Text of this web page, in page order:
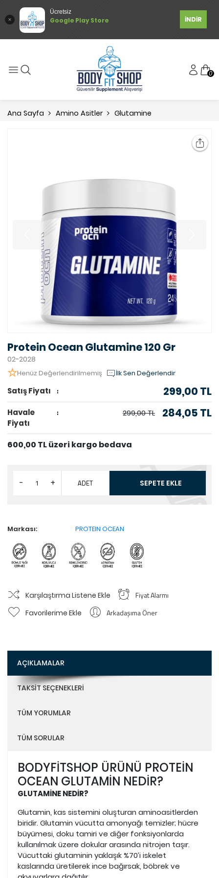
Ücretsiz
Google Play Store İNDİR
0
Ana Sayfa Amino Asitler Glutamine
Protein Ocean Glutamine 120 Gr
02-2028
Henüz Değerlendirilmemiş İlk Sen Değerlendir
Satış Fiyatı 299,00 TL
Havale
Fiyatı
299,00 TL 284,05 TL
600,00 TL üzeri kargo bedava
- + ADET SEPETE EKLE
Markası: PROTEIN OCEAN
Karşılaştırma Listene Ekle Fiyat Alarmı
Favorilerime Ekle Arkadaşıma Öner
AÇIKLAMALAR
TAKSIT SEÇENEKLERI
TÜM YORUMLAR
TÜM SORULAR
BODYFİTSHOP ÜRÜNÜ PROTEİN
OCEAN GLUTAMİN NEDİR?
GLUTAMİNE NEDİR?
Glutamin, kas sistemini oluşturan aminoasitlerden
biridir. Glutamin vücutta amonyağı temizler; hücre
büyümesi, doku tamiri ve diğer fonksiyonlarda
kullanılmak üzere dokular arasında nitrojen taşır.
Vücuttaki glutaminin yaklaşık %70’i iskelet
kaslarında üretilerek ince bağırsak, böbrek ve